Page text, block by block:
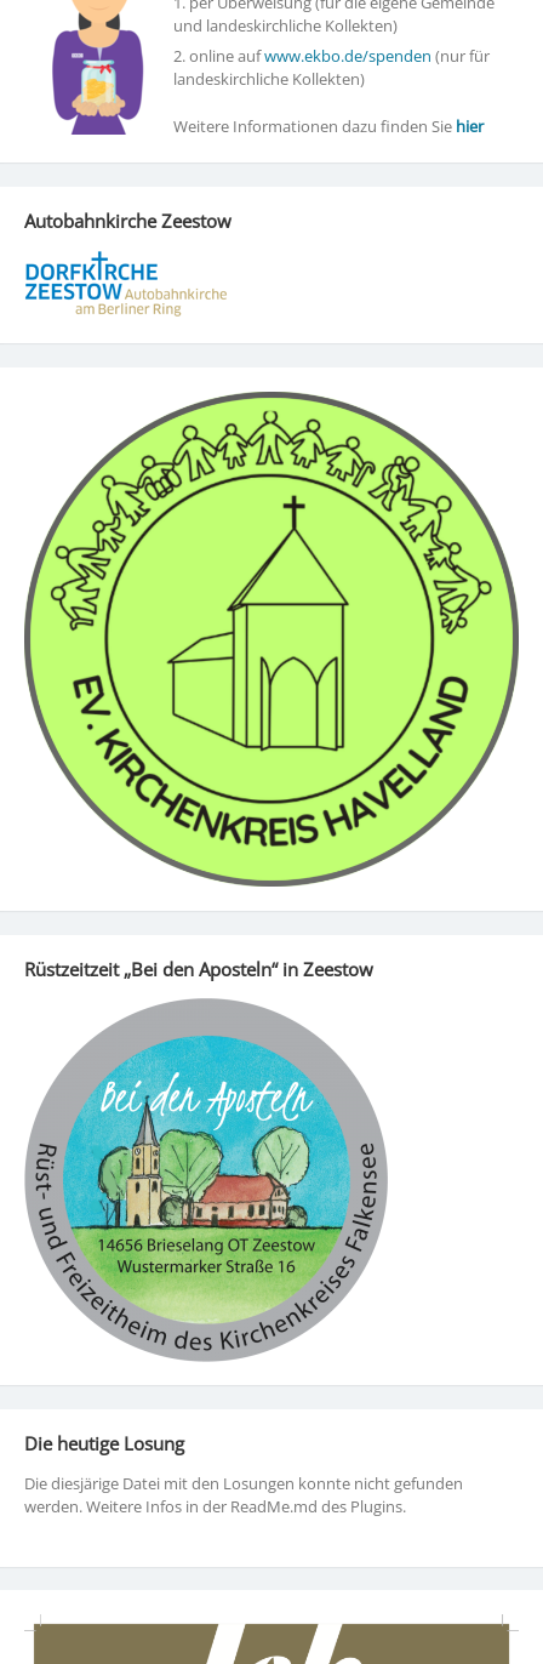
und landeskirchliche Kollekten)
2. online aufwww.ekbo.de/spenden (nur für
landeskirchliche Kollekten)
Weitere Informationen dazu finden Sie hier
Autobahnkirche Zeestow
Rüstzeitzeit „Bei den Aposteln“ in Zeestow
Die heutige Losung
Die diesjärige Datei mit den Losungen konnte nicht gefunden
werden. Weitere Infos in der ReadMe.md des Plugins.